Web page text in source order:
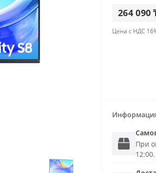
264 090
Цена с НДС
При